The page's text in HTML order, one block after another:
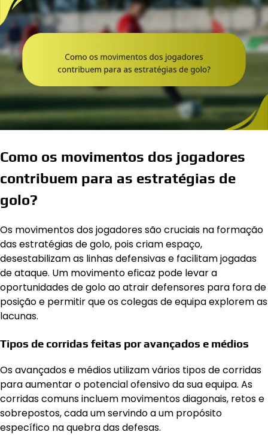
Como os movimentos dos jogadores
contribuem para as estratégias de
golo?
Os movimentos dos jogadores são cruciais na formação
das estratégias de golo, pois criam espaço,
desestabilizam as linhas defensivas e facilitam jogadas
de ataque. Um movimento eficaz pode levar a
oportunidades de golo ao atrair defensores para fora de
posição e permitir que os colegas de equipa explorem as
lacunas.
Tipos de corridas feitas por avançados e médios
Os avançados e médios utilizam vários tipos de corridas
para aumentar o potencial ofensivo da sua equipa. As
corridas comuns incluem movimentos diagonais, retos e
sobrepostos, cada um servindo a um propósito
específico na quebra das defesas.